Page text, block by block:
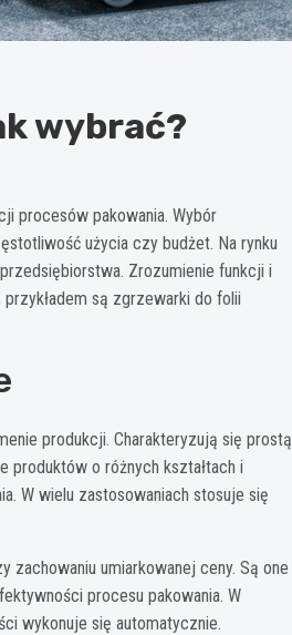
wybrać?
procesów pakowania. Wybór
użycia czy budżet. Na rynku
Zrozumienie funkcji i
są zgrzewarki do folii
produkcji. Charakteryzują się prostą
produktów o różnych kształtach i
W wielu zastosowaniach stosuje się
umiarkowanej ceny. Są one
procesu pakowania. W
wykonuje się automatycznie.